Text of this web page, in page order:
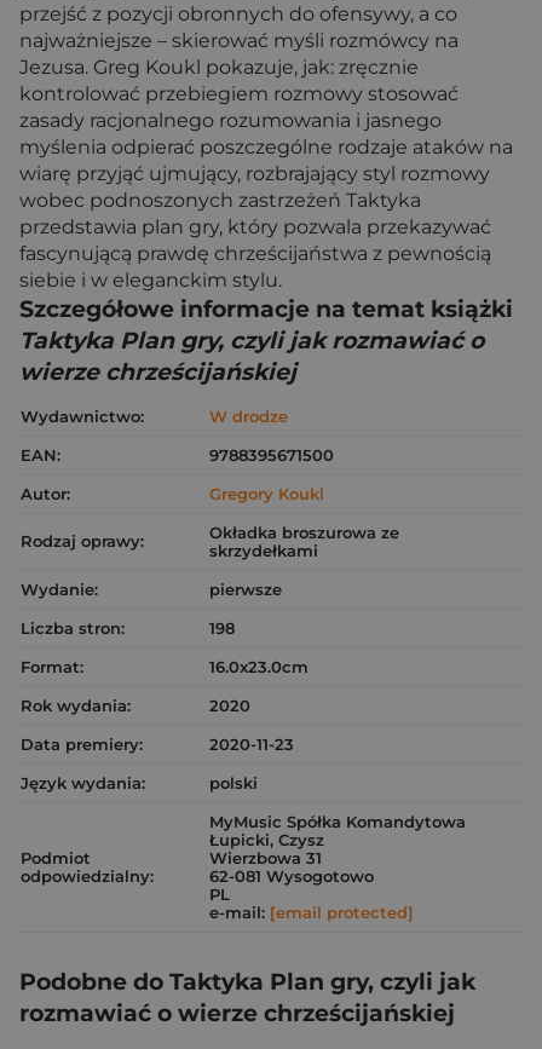
przejść z pozycji obronnych do ofensywy, a co
najważniejsze – skierować myśli rozmówcy na
Jezusa. Greg Koukl pokazuje, jak: zręcznie
kontrolować przebiegiem rozmowy stosować
zasady racjonalnego rozumowania i jasnego
myślenia odpierać poszczególne rodzaje ataków na
wiarę przyjąć ujmujący, rozbrajający styl rozmowy
wobec podnoszonych zastrzeżeń Taktyka
przedstawia plan gry, który pozwala przekazywać
fascynującą prawdę chrześcijaństwa z pewnością
siebie i w eleganckim stylu.
Szczegółowe informacje na temat książki
Taktyka Plan gry, czyli jak rozmawiać o
wierze chrześcijańskiej
Wydawnictwo:
W drodze
EAN:
9788395671500
Autor:
Gregory Koukl
Rodzaj oprawy:
Okładka broszurowa ze
skrzydełkami
Wydanie:
pierwsze
Liczba stron:
198
Format:
16.0x23.0cm
Rok wydania:
2020
Data premiery:
2020-11-23
Język wydania:
polski
Podmiot
odpowiedzialny:
MyMusic Spółka Komandytowa
Łupicki, Czysz
Wierzbowa 31
62-081 Wysogotowo
PL
e-mail: [email protected]
Podobne do Taktyka Plan gry, czyli jak
rozmawiać o wierze chrześcijańskiej